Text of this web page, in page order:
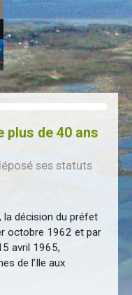
plus de 40 ans
ses statuts
la décision du préfet
octobre 1962 et par
avril 1965,
de l’Ile aux